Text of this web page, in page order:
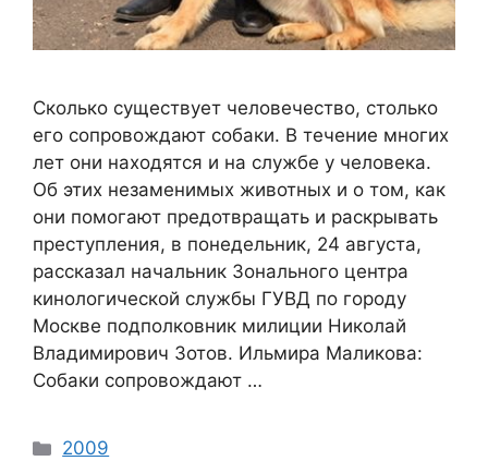
Сколько существует человечество, столько
его сопровождают собаки. В течение многих
лет они находятся и на службе у человека.
Об этих незаменимых животных и о том, как
они помогают предотвращать и раскрывать
преступления, в понедельник, 24 августа,
рассказал начальник Зонального центра
кинологической службы ГУВД по городу
Москве подполковник милиции Николай
Владимирович Зотов. Ильмира Маликова:
Собаки сопровождают …
Categories
2009